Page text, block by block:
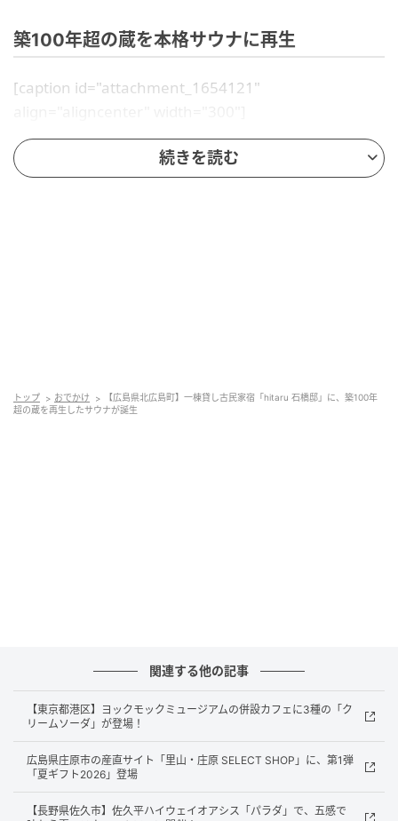
築100年超の蔵を本格サウナに再生
[caption id="attachment_1654121"
「hitaru 石橋邸」の敷地内には、築100年超の長年使
われてきた蔵が残されていた。この建物を単に保存す
るのではなく、実際に利用され、体験されることで価
値が受け継がれる存在にしたいと同施設を運営するフ
ムが決断。蔵の外観や歴史的な趣を活かしながら内部
を改装し、現代の滞在スタイルに合わせたプライベー
トサウナとして再生した。
続きを読む
トップ おでかけ
【広島県北広島町】一棟貸し古民家宿「hitaru 石橋邸」に、築100年
超の蔵を再生したサウナが誕生
関連する他の記事
【東京都港区】ヨックモックミュージアムの併設カフェに3種の「ク
リームソーダ」が登場！
広島県庄原市の産直サイト「里山・庄原 SELECT SHOP」に、第1弾
「夏ギフト2026」登場
【長野県佐久市】佐久平ハイウェイオアシス「パラダ」で、五感で